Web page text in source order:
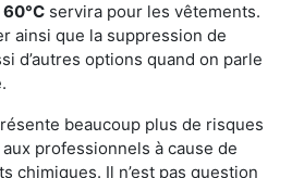
servira pour les vêtements.
ainsi que la suppression de
d’autres options quand on parle
beaucoup plus de risques
professionnels à cause de
chimiques. Il n’est pas question